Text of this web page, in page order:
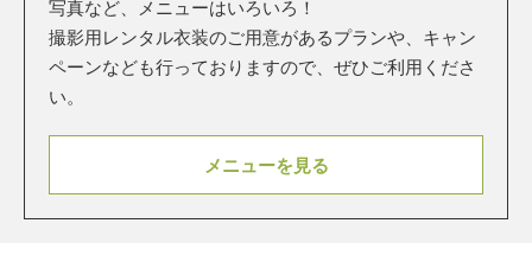
写真など、メニューはいろいろ！
撮影用レンタル衣装のご用意があるプランや、キャン
ペーンなども行っておりますので、ぜひご利用くださ
い。
メニューを見る